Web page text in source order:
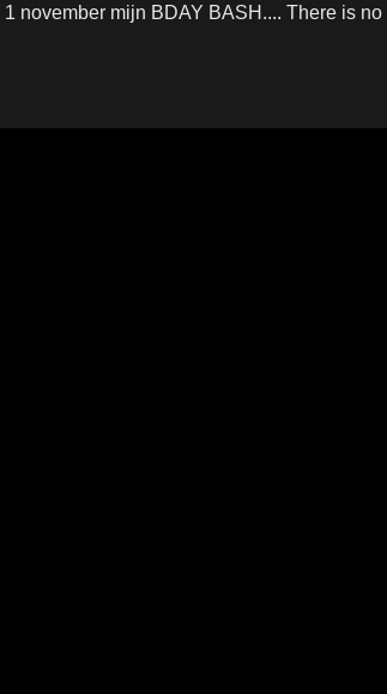
1 november mijn BDAY BASH.... There is